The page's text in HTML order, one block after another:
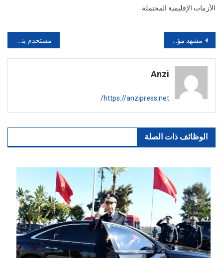
الأزمات الإقليمية المحتملة
تصفّح
المقالات
مشهد مؤثر لسيدة نائمة بمحطة القطاربالرباط 16.04.2016
Anzi
https://anzipress.net/
الوظائف ذات الصلة